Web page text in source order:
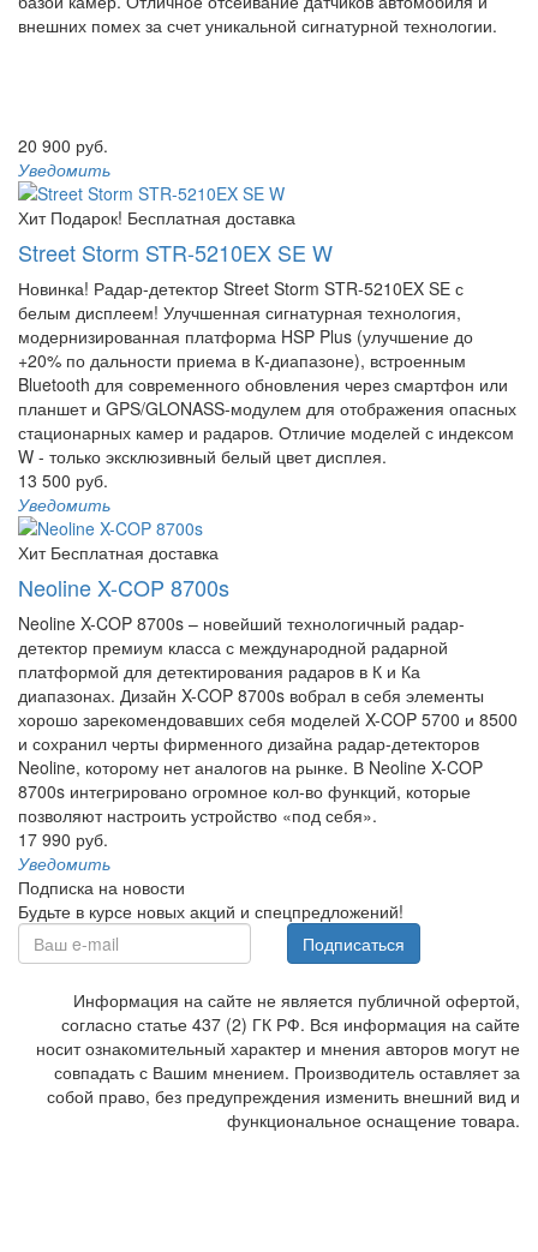
внешних помех за счет уникальной сигнатурной технологии.
20 900 руб.
Уведомить
Хит Подарок! Бесплатная доставка
Street Storm STR-5210EX SE W
Новинка! Радар-детектор Street Storm STR-5210EX SE с
белым дисплеем! Улучшенная сигнатурная технология,
модернизированная платформа HSP Plus (улучшение до
+20% по дальности приема в К-диапазоне), встроенным
Bluetooth для современного обновления через смартфон или
планшет и GPS/GLONASS-модулем для отображения опасных
стационарных камер и радаров. Отличие моделей с индексом
W - только эксклюзивный белый цвет дисплея.
13 500 руб.
Уведомить
Хит Бесплатная доставка
Neoline X-COP 8700s
Neoline X-COP 8700s – новейший технологичный радар-
детектор премиум класса с международной радарной
платформой для детектирования радаров в К и Ка
диапазонах. Дизайн X-COP 8700s вобрал в себя элементы
хорошо зарекомендовавших себя моделей X-COP 5700 и 8500
и сохранил черты фирменного дизайна радар-детекторов
Neoline, которому нет аналогов на рынке. В Neoline X-COP
8700s интегрировано огромное кол-во функций, которые
позволяют настроить устройство «под себя».
17 990 руб.
Уведомить
Подписка на новости
Будьте в курсе новых акций и спецпредложений!
Подписаться
Информация на сайте не является публичной офертой,
согласно статье 437 (2) ГК РФ. Вся информация на сайте
носит ознакомительный характер и мнения авторов могут не
совпадать с Вашим мнением. Производитель оставляет за
собой право, без предупреждения изменить внешний вид и
функциональное оснащение товара.